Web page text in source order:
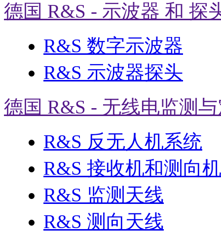
德国 R&S - 示波器 和 探
R&S 数字示波器
R&S 示波器探头
德国 R&S - 无线电监测
R&S 反无人机系统
R&S 接收机和测向机
R&S 监测天线
R&S 测向天线